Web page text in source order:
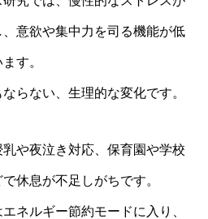
意欲や集中力を司る機能が低
す。
らない、生理的な変化です。
や夜泣き対応、保育園や学校
休息が不足しがちです。
ネルギー節約モードに入り、